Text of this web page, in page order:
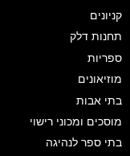
קניונים
תחנות דלק
ספריות
מוזיאונים
בתי אבות
מוסכים ומכוני רישוי
בתי ספר לנהיגה